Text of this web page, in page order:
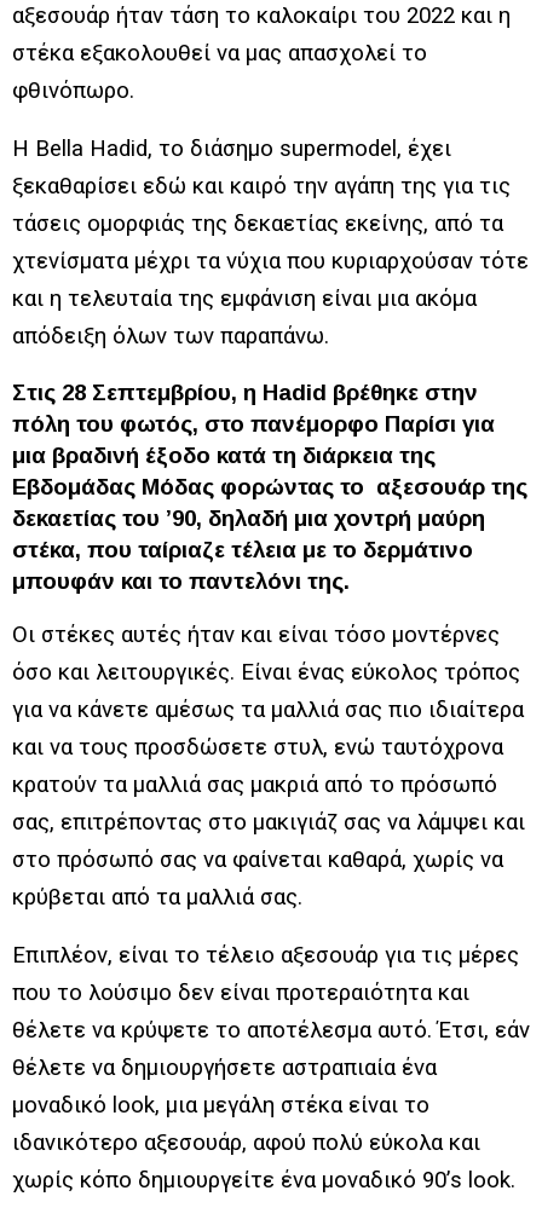
αξεσουάρ ήταν τάση το καλοκαίρι του 2022 και η
στέκα εξακολουθεί να μας απασχολεί το
φθινόπωρο.
H Bella Hadid, το διάσημο supermodel, έχει
ξεκαθαρίσει εδώ και καιρό την αγάπη της για τις
τάσεις ομορφιάς της δεκαετίας εκείνης, από τα
χτενίσματα μέχρι τα νύχια που κυριαρχούσαν τότε
και η τελευταία της εμφάνιση είναι μια ακόμα
απόδειξη όλων των παραπάνω.
Στις 28 Σεπτεμβρίου, η Hadid βρέθηκε στην
πόλη του φωτός, στο πανέμορφο Παρίσι για
μια βραδινή έξοδο κατά τη διάρκεια της
Εβδομάδας Μόδας φορώντας το αξεσουάρ της
δεκαετίας του ’90, δηλαδή μια χοντρή μαύρη
στέκα, που ταίριαζε τέλεια με το δερμάτινο
μπουφάν και το παντελόνι της.
Οι στέκες αυτές ήταν και είναι τόσο μοντέρνες
όσο και λειτουργικές. Είναι ένας εύκολος τρόπος
για να κάνετε αμέσως τα μαλλιά σας πιο ιδιαίτερα
και να τους προσδώσετε στυλ, ενώ ταυτόχρονα
κρατούν τα μαλλιά σας μακριά από το πρόσωπό
σας, επιτρέποντας στο μακιγιάζ σας να λάμψει και
στο πρόσωπό σας να φαίνεται καθαρά, χωρίς να
κρύβεται από τα μαλλιά σας.
Επιπλέον, είναι το τέλειο αξεσουάρ για τις μέρες
που το λούσιμο δεν είναι προτεραιότητα και
θέλετε να κρύψετε το αποτέλεσμα αυτό. Έτσι, εάν
θέλετε να δημιουργήσετε αστραπιαία ένα
μοναδικό look, μια μεγάλη στέκα είναι το
ιδανικότερο αξεσουάρ, αφού πολύ εύκολα και
χωρίς κόπο δημιουργείτε ένα μοναδικό 90’s look.